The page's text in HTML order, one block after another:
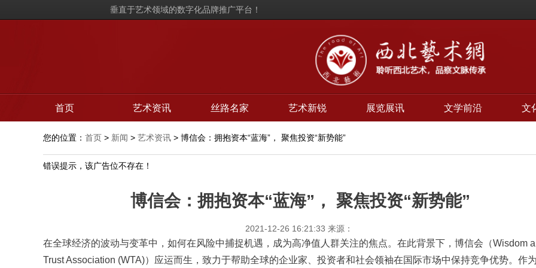
垂直于艺术领域的数字化品牌推广平台！
首页 艺术资讯 丝路名家 艺术新锐 展览展讯 文学前沿 文
您的位置： 首页 > 新闻 > 艺术资讯 > 博信会：拥抱资本“蓝海”， 聚焦投资“新势能”
错误提示，该广告位不存在！
博信会：拥抱资本“蓝海”， 聚焦投资“新势能”
2021-12-26 16:21:33 来源：
在全球经济的波动与变革中，如何在风险中捕捉机遇，成为高净值人群关注的焦点。在此背景下，博信会（Wisdom
Trust Association (WTA)）应运而生，致力于帮助全球的企业家、投资者和社会领袖在国际市场中保持竞争优势。作